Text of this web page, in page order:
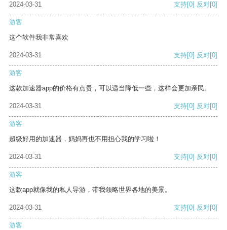
2024-03-31
支持[0] 反对[0]
游客
这个软件我非常喜欢
2024-03-31 支持[0] 反对[0]
游客
这款加速器app的价格有点贵，可以适当降低一些，这样会更加亲民。
2024-03-31 支持[0] 反对[0]
游客
超级好用的加速器，妈妈再也不用担心我的学习啦！
2024-03-31 支持[0] 反对[0]
游客
这款app就像我的私人导游，带我领略世界各地的美景。
2024-03-31 支持[0] 反对[0]
游客